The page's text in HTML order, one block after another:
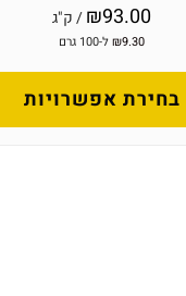
₪93.00 / ק"ג
₪9.30 ל-100 גרם
בחירת אפשרויות